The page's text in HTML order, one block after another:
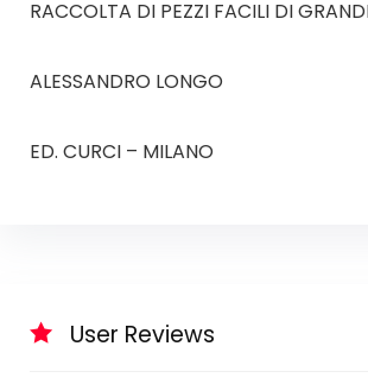
RACCOLTA DI PEZZI FACILI DI
ALESSANDRO LONGO
ED. CURCI – MILANO
User Reviews